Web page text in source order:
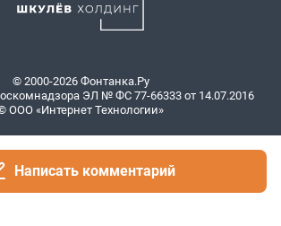
© 2000-2026 Фонтанка.Ру
ЭЛ № ФС 77-66333 от 14.07.2016
ООО «Интернет Технологии»
Написать комментарий